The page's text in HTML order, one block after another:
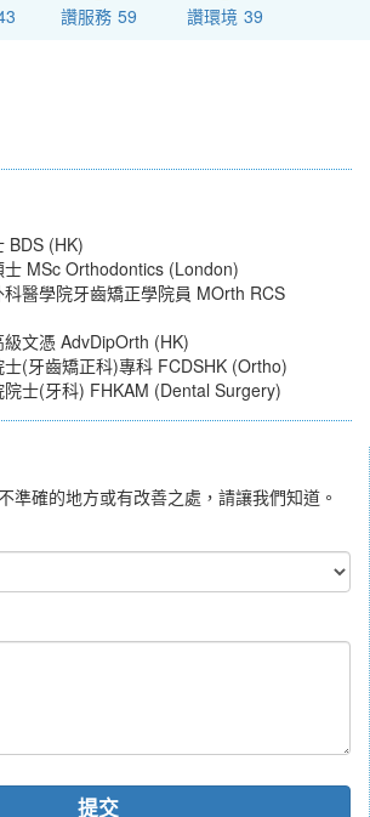
讚服務 59 讚環境 39
BDS (HK)
MSc Orthodontics (London)
醫學院牙齒矯正學院員 MOrth RCS
文憑 AdvDipOrth (HK)
(牙齒矯正科)專科 FCDSHK (Ortho)
士(牙科) FHKAM (Dental Surgery)
準確的地方或有改善之處，請讓我們知道。
提交